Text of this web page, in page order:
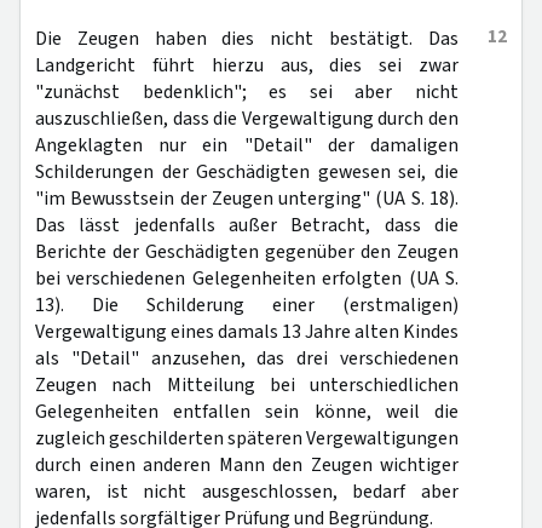
12
Die Zeugen haben dies nicht bestätigt. Das
Landgericht führt hierzu aus, dies sei zwar
"zunächst bedenklich"; es sei aber nicht
auszuschließen, dass die Vergewaltigung durch den
Angeklagten nur ein "Detail" der damaligen
Schilderungen der Geschädigten gewesen sei, die
"im Bewusstsein der Zeugen unterging" (UA S. 18).
Das lässt jedenfalls außer Betracht, dass die
Berichte der Geschädigten gegenüber den Zeugen
bei verschiedenen Gelegenheiten erfolgten (UA S.
13). Die Schilderung einer (erstmaligen)
Vergewaltigung eines damals 13 Jahre alten Kindes
als "Detail" anzusehen, das drei verschiedenen
Zeugen nach Mitteilung bei unterschiedlichen
Gelegenheiten entfallen sein könne, weil die
zugleich geschilderten späteren Vergewaltigungen
durch einen anderen Mann den Zeugen wichtiger
waren, ist nicht ausgeschlossen, bedarf aber
jedenfalls sorgfältiger Prüfung und Begründung.